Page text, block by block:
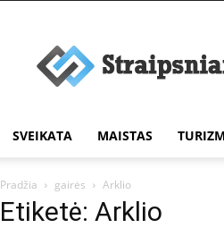
straipsniai
SVEIKATA MAISTAS
Pradžia gairės Arklio
Etiketė: Arklio